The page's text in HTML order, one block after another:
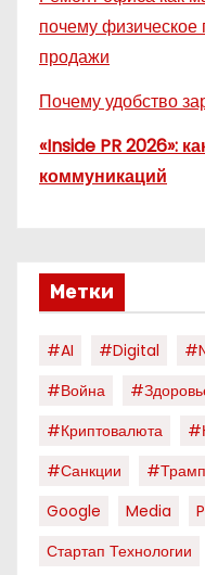
почему физическое
продажи
Почему удобство
«Inside PR 2026»:
коммуникаций
Метки
#AI #digital
#война
#криптовалюта
#санкции
#трамп
Google
Media
Стартап Технологии